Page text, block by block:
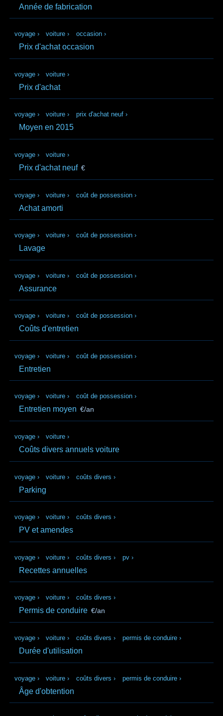
Année de fabrication
voyage › voiture › occasion ›
Prix d'achat occasion
voyage › voiture ›
Prix d'achat
voyage › voiture › prix d'achat neuf ›
Moyen en 2015
voyage › voiture ›
Prix d'achat neuf €
voyage › voiture › coût de possession ›
Achat amorti
voyage › voiture › coût de possession ›
Lavage
voyage › voiture › coût de possession ›
Assurance
voyage › voiture › coût de possession ›
Coûts d'entretien
voyage › voiture › coût de possession ›
Entretien
voyage › voiture › coût de possession ›
Entretien moyen €/an
voyage › voiture ›
Coûts divers annuels voiture
voyage › voiture › coûts divers ›
Parking
voyage › voiture › coûts divers ›
PV et amendes
voyage › voiture › coûts divers › pv ›
Recettes annuelles
voyage › voiture › coûts divers ›
Permis de conduire €/an
voyage › voiture › coûts divers › permis de conduire ›
Durée d'utilisation
voyage › voiture › coûts divers › permis de conduire ›
Âge d'obtention